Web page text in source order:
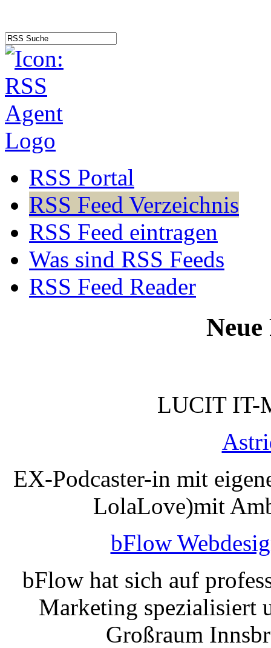
RSS Portal
RSS Feed Verzeichnis
RSS Feed eintragen
Was sind RSS Feeds
RSS Feed Reader
Neue
LUCIT IT-
EX-Podcaster-in mit
LolaLove)mit
bFlow
bFlow hat sich auf
Marketing spezialisiert
Großraum